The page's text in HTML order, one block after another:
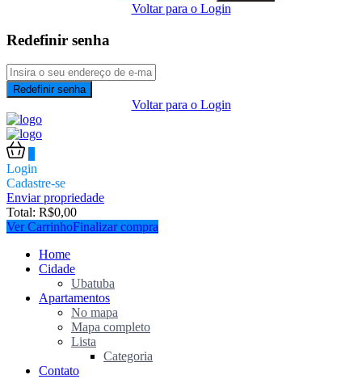
Voltar para o Login
Redefinir senha
Redefinir senha
Voltar para o Login
Login
Cadastre-se
Enviar propriedade
Total: R$0,00
Ver CarrinhoFinalizar compra
Home
Cidade
Ubatuba
Apartamentos
No mapa
Mapa completo
Lista
Categoria
Contato